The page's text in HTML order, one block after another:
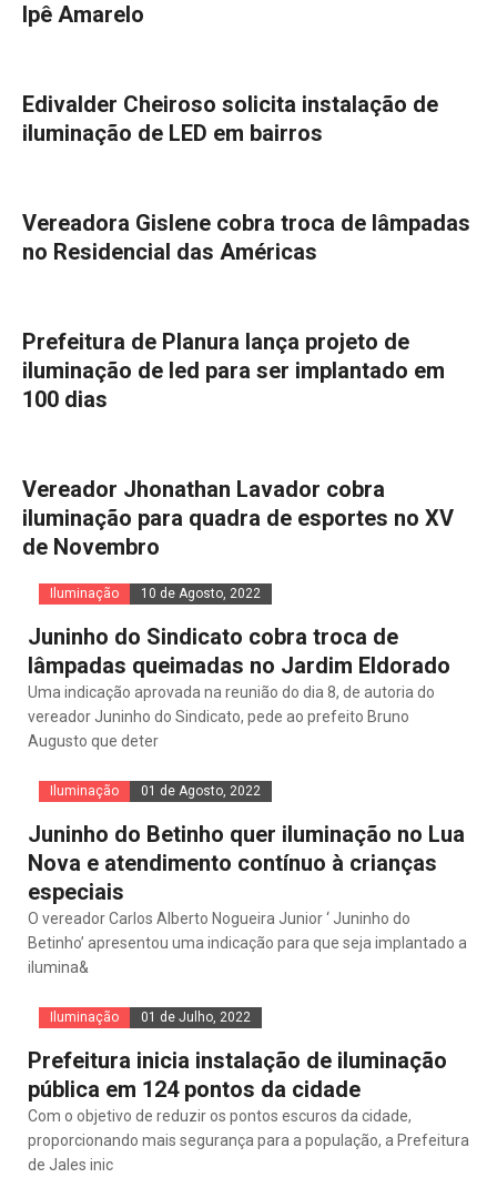
Ipê Amarelo
Edivalder Cheiroso solicita instalação de
iluminação de LED em bairros
Vereadora Gislene cobra troca de lâmpadas
no Residencial das Américas
Prefeitura de Planura lança projeto de
iluminação de led para ser implantado em
100 dias
Vereador Jhonathan Lavador cobra
iluminação para quadra de esportes no XV
de Novembro
Iluminação 10 de Agosto, 2022
Juninho do Sindicato cobra troca de
lâmpadas queimadas no Jardim Eldorado
Uma indicação aprovada na reunião do dia 8, de autoria do
vereador Juninho do Sindicato, pede ao prefeito Bruno
Augusto que deter
Iluminação 01 de Agosto, 2022
Juninho do Betinho quer iluminação no Lua
Nova e atendimento contínuo à crianças
especiais
O vereador Carlos Alberto Nogueira Junior ‘ Juninho do
Betinho’ apresentou uma indicação para que seja implantado a
ilumina&
Iluminação 01 de Julho, 2022
Prefeitura inicia instalação de iluminação
pública em 124 pontos da cidade
Com o objetivo de reduzir os pontos escuros da cidade,
proporcionando mais segurança para a população, a Prefeitura
de Jales inic